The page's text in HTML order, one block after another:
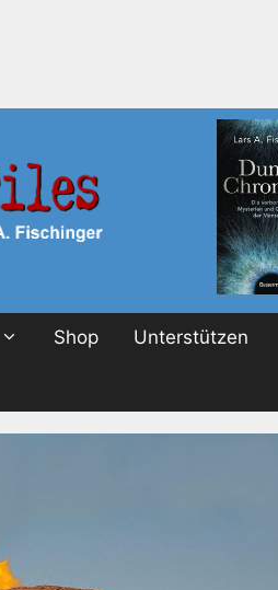
Shop Unterstützen